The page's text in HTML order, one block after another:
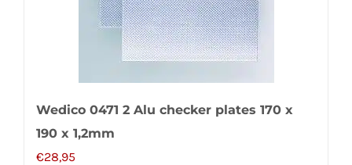
Wedico 0471 2 Alu checker plates 170 x
190 x 1,2mm
€28,95